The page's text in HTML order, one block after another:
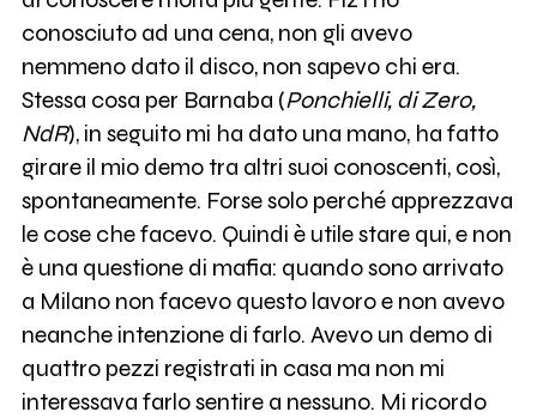
conosciuto ad una cena, non gli avevo
nemmeno dato il disco, non sapevo chi era.
Stessa cosa per Barnaba (Ponchielli, di Zero,
NdR), in seguito mi ha dato una mano, ha fatto
girare il mio demo tra altri suoi conoscenti, così,
spontaneamente. Forse solo perché apprezzava
le cose che facevo. Quindi è utile stare qui, e non
è una questione di mafia: quando sono arrivato
a Milano non facevo questo lavoro e non avevo
neanche intenzione di farlo. Avevo un demo di
quattro pezzi registrati in casa ma non mi
interessava farlo sentire a nessuno. Mi ricordo